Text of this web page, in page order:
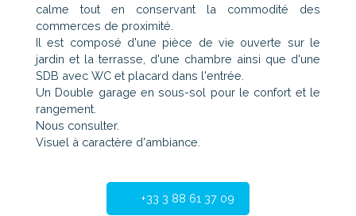
calme tout en conservant la commodité des
commerces de proximité.
Il est composé d'une pièce de vie ouverte sur le
jardin et la terrasse, d'une chambre ainsi que d'une
SDB avec WC et placard dans l'entrée.
Un Double garage en sous-sol pour le confort et le
rangement.
Nous consulter.
Visuel à caractère d'ambiance.
+33 3 88 61 37 09